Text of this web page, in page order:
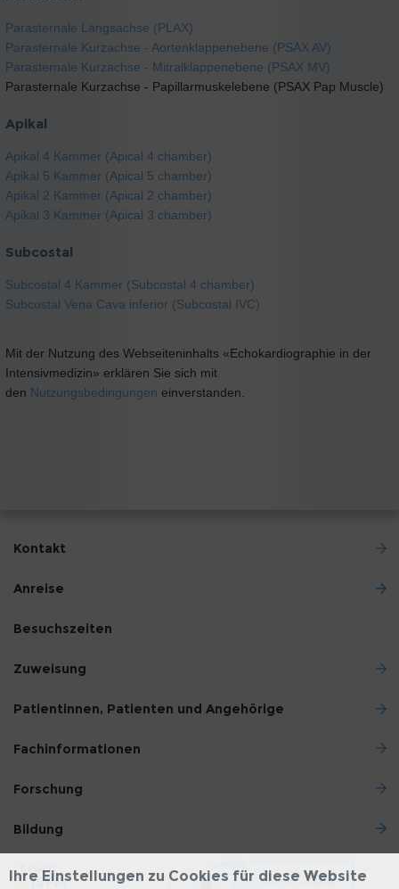
Parasternale Längsachse (PLAX)
Parasternale Kurzachse - Aortenklappenebene (PSAX AV)
Parasternale Kurzachse - Mitralklappenebene (PSAX MV)
Parasternale Kurzachse - Papillarmuskelebene (PSAX Pap Muscle)
Apikal
Apikal 4 Kammer (Apical 4 chamber)
Apikal 5 Kammer (Apical 5 chamber)
Apikal 2 Kammer (Apical 2 chamber)
Apikal 3 Kammer (Apical 3 chamber)
Subcostal
Subcostal 4 Kammer (Subcostal 4 chamber)
Subcostal Vena Cava inferior (Subcostal IVC)
Mit der Nutzung des Webseiteninhalts «Echokardiographie in der
Intensivmedizin» erklären Sie sich mit
den Nutzungsbedingungen einverstanden.
Kontakt
Anreise
Besuchszeiten
Zuweisung
Patientinnen, Patienten und Angehörige
Fachinformationen
Forschung
Bildung
Ihre Einstellungen zu Cookies für diese Website